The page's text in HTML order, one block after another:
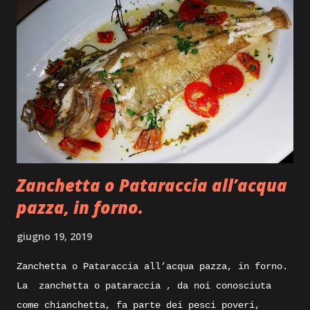
Zanchetta o Pataraccia all’acqua
pazza, in forno.
giugno 19, 2019
Zanchetta o Pataraccia all’acqua pazza, in forno.
La zanchetta o pataraccia , da noi conosciuta
come chianchetta, fa parte dei pesci poveri,